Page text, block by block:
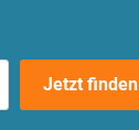
Jetzt finden